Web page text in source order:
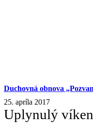
Duchovná obnova
25. apríla 2017
Uplynulý